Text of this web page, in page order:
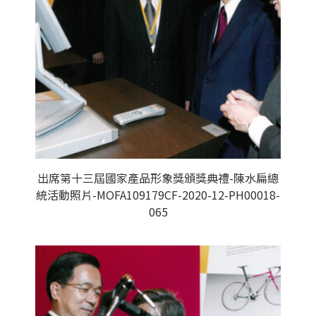
出席第十三屆國家產品形象獎頒獎典禮-陳水扁總
統活動照片-MOFA109179CF-2020-12-PH00018-
065